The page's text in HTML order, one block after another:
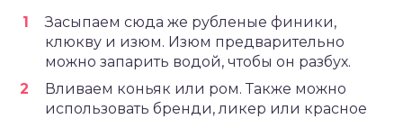
Засыпаем сюда же рубленые финики,
клюкву и изюм. Изюм предварительно
можно запарить водой, чтобы он разбух.
Вливаем коньяк или ром. Также можно
использовать бренди, ликер или красное